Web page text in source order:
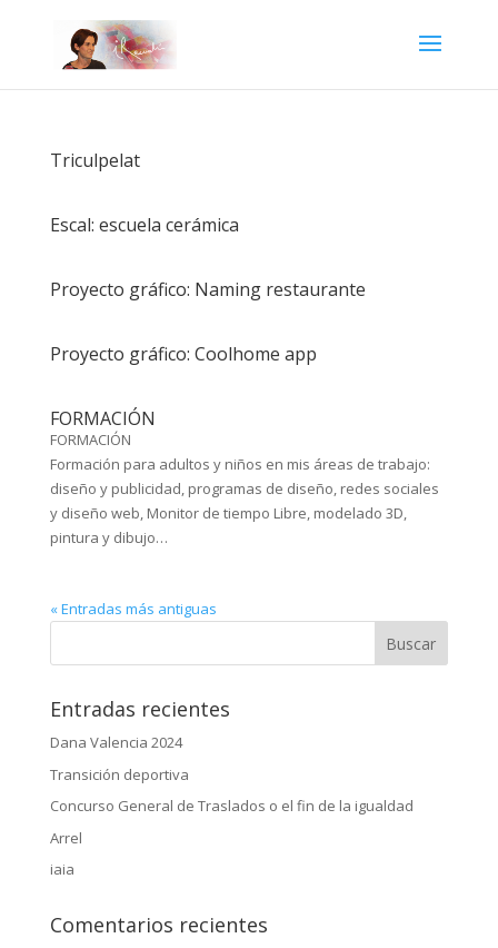
Triculpelat
Escal: escuela cerámica
Proyecto gráfico: Naming restaurante
Proyecto gráfico: Coolhome app
FORMACIÓN
FORMACIÓN
Formación para adultos y niños en mis áreas de trabajo:
diseño y publicidad, programas de diseño, redes sociales
y diseño web, Monitor de tiempo Libre, modelado 3D,
pintura y dibujo…
« Entradas más antiguas
Entradas recientes
Dana Valencia 2024
Transición deportiva
Concurso General de Traslados o el fin de la igualdad
Arrel
iaia
Comentarios recientes